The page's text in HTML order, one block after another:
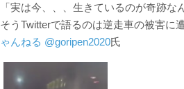
「実は今、、、生きているのが奇跡な
そうTwitterで語るのは逆走車の被害に
ゃんねる @goripen2020氏